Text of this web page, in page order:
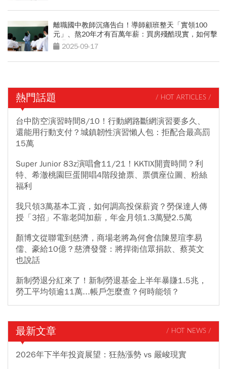
離職國中教師沉痛告白！導師顧班整天「實領100
元」、熬20年才有百萬年薪：買房殘酷現實，如何擊
碎我們
2025-09-17
熱門話題 / HOT ARTICLES /
台中防空演習時間8/10！行動網路斷網演習要多久、
還能用行動支付？城鎮韌性演習懶人包：拒配合最高罰
15萬
Super Junior 83z演唱會11/21！KKTIX開賣時間？利
特、希澈桃園巨蛋開唱4階段搶票、票價座位圖、粉絲
福利
我只領3萬基本工資，如何調高投保薪資？勞保達人傳
授「3招」不靠老闆加薪，年金月領1.3萬變2.5萬
顏博文從聯電到慈濟，商場老將為何會信陳昱瑄李易
儒、豪給10億？慈濟發聲：將捍衛信眾捐款、蔡英文
也說話
新制勞退分紅來了！新制勞退基金上半年暴賺1.5兆，
勞工平均領逾11萬...帳戶怎麼查？何時能領？
最新文章 / HOT NEWS /
2026年下半年投資展望：狂熱漲勢 vs 嚴峻現實